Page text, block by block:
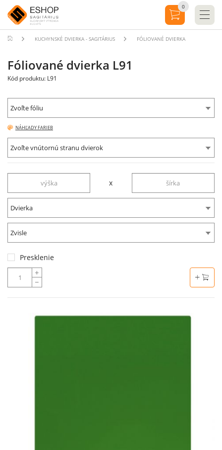
KUCHYNSKÉ DVIERKA - SAGITÁRIUS FÓLIOVANÉ DVIERKA
Fóliované dvierka L91
Kód produktu: L91
Zvoľte fóliu
NÁHĽADY FARIEB
Zvoľte vnútornú stranu dvierok
x
Dvierka
Zvisle
Presklenie
0